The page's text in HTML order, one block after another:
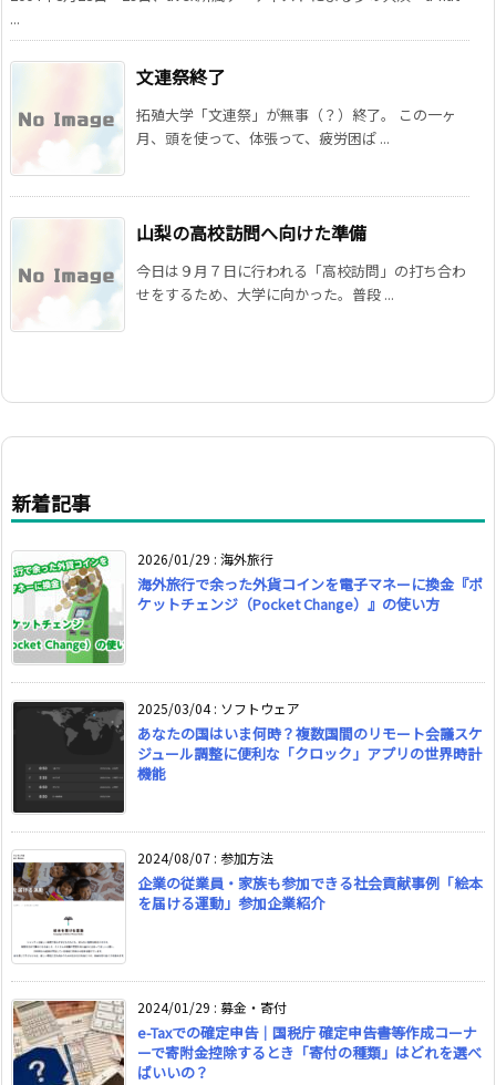
...
文連祭終了
拓殖大学「文連祭」が無事（？）終了。 この一ヶ
月、頭を使って、体張って、疲労困ぱ ...
山梨の高校訪問へ向けた準備
今日は９月７日に行われる「高校訪問」の打ち合わ
せをするため、大学に向かった。普段 ...
新着記事
2026/01/29 : 海外旅行
海外旅行で余った外貨コインを電子マネーに換金『ポ
ケットチェンジ（Pocket Change）』の使い方
2025/03/04: ソフトウェア
あなたの国はいま何時？複数国間のリモート会議スケ
ジュール調整に便利な「クロック」アプリの世界時計
機能
2024/08/07 : 参加方法
企業の従業員・家族も参加できる社会貢献事例「絵本
を届ける運動」参加企業紹介
2024/01/29 : 募金・寄付
e-Taxでの確定申告｜国税庁 確定申告書等作成コーナ
ーで寄附金控除するとき「寄付の種類」はどれを選べ
ばいいの？